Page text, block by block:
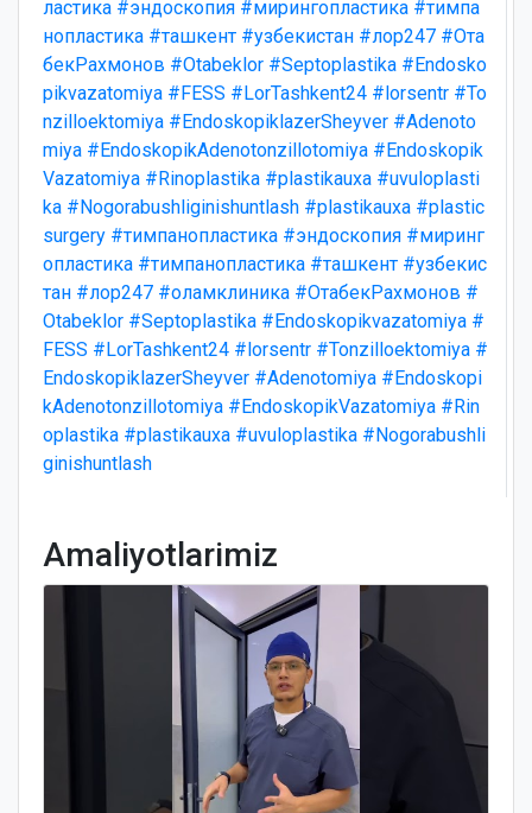
ластика #эндоскопия #мирингопластика #тимпа
нопластика #ташкент #узбекистан #лор247 #Ота
бекРахмонов #Otabeklor #Septoplastika #Endosko
pikvazatomiya #FESS #LorTashkent24 #lorsentr #To
nzilloektomiya #EndoskopiklazerSheyver #Adenoto
miya #EndoskopikAdenotonzillotomiya #Endoskopik
Vazatomiya #Rinoplastika #plastikauxa #uvuloplasti
ka #Nogorabushliginishuntlash #plastikauxa #plastic
surgery #тимпанопластика #эндоскопия #миринг
опластика #тимпанопластика #ташкент #узбекис
тан #лор247 #оламклиника #ОтабекРахмонов #
Otabeklor #Septoplastika #Endoskopikvazatomiya #
FESS #LorTashkent24 #lorsentr #Tonzilloektomiya #
EndoskopiklazerSheyver #Adenotomiya #Endoskopi
kAdenotonzillotomiya #EndoskopikVazatomiya #Rin
oplastika #plastikauxa #uvuloplastika #Nogorabushli
ginishuntlash
Amaliyotlarimiz